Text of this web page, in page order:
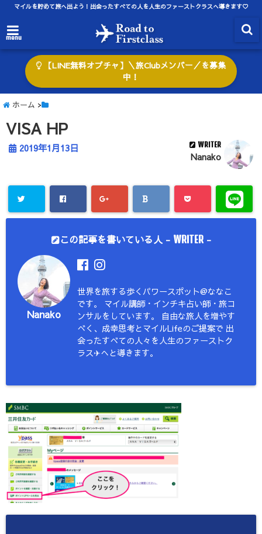
マイルを貯めて旅へ出よう！出会ったすべての人を人生のファーストクラスへ導きます♡
menu
【LINE無料オプチャ】＼旅Clubメンバー／を募集
中！
ホーム >
VISA HP
2019年1月13日 WRITER
Nanako
この記事を書いている人 - WRITER-
Nanako
世界を旅する歩くパワースポット@ななこ
です。 マイル講師・インチキ占い師・旅コ
ンサルをしています。 自由な旅人を増やす
べく、成幸思考とマイルLifeのご提案で 出
会ったすべての人々を人生のファーストク
ラス✈︎へと導きます。